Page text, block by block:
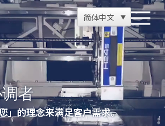
简体中文
者
」的理念来满足客户需求。